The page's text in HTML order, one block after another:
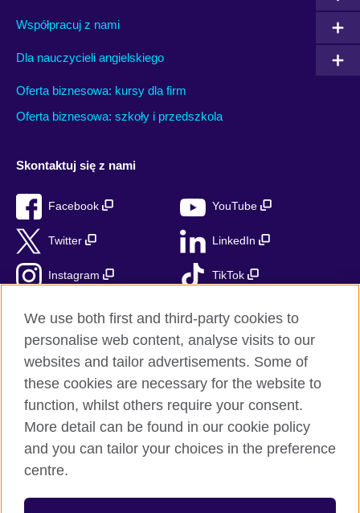
Współpracuj z nami
Dla nauczycieli angielskiego
Oferta biznesowa: kursy dla firm
Oferta biznesowa: szkoły i przedszkola
Skontaktuj się z nami
Facebook YouTube
Twitter LinkedIn
Instagram TikTok
British Council globalnie
Prywatność i warunki użytkowania
Mapa strony
© 2026 British Council
We use both first and third-party cookies to
personalise web content, analyse visits to our
websites and tailor advertisements. Some of
these cookies are necessary for the website to
function, whilst others require your consent.
More detail can be found in our cookie policy
and you can tailor your choices in the preference
centre.